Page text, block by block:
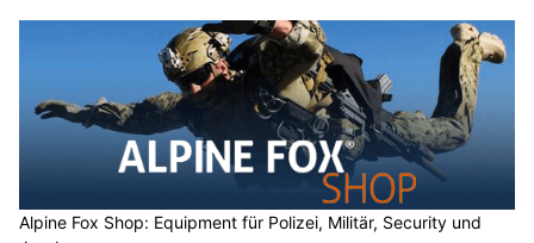
Alpine Fox Shop: Equipment für Polizei, Militär, Security und